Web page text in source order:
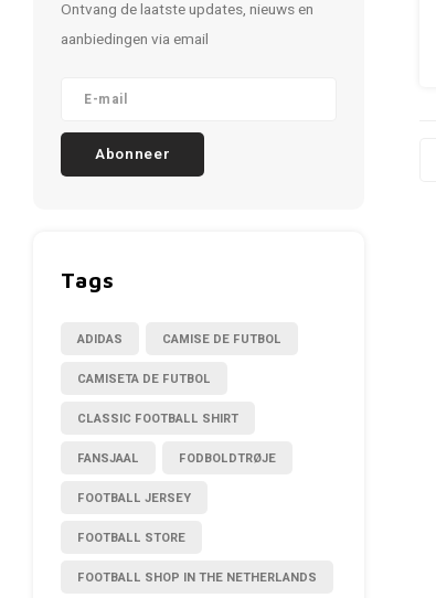
Ontvang de laatste updates, nieuws en
aanbiedingen via email
Abonneer
Tags
ADIDAS CAMISE DE FUTBOL
CAMISETA DE FUTBOL
CLASSIC FOOTBALL SHIRT
FANSJAAL FODBOLDTRØJE
FOOTBALL JERSEY
FOOTBALL STORE
FOOTBALL SHOP IN THE NETHERLANDS